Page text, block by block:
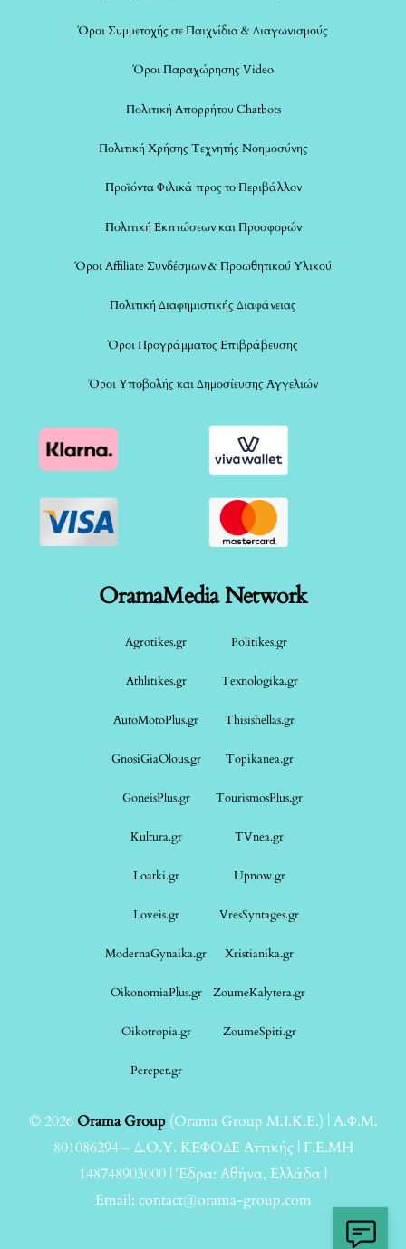
Όροι Συμμετοχής σε Παιχνίδια & Διαγωνισμούς
Όροι Παραχώρησης Video
Πολιτική Απορρήτου Chatbots
Πολιτική Χρήσης Τεχνητής Νοημοσύνης
Προϊόντα Φιλικά προς το Περιβάλλον
Πολιτική Εκπτώσεων και Προσφορών
Όροι Affiliate Συνδέσμων & Προωθητικού Υλικού
Πολιτική Διαφημιστικής Διαφάνειας
Όροι Προγράμματος Επιβράβευσης
Όροι Υποβολής και Δημοσίευσης Αγγελιών
OramaMedia Network
Agrotikes.gr Politikes.gr
Athlitikes.gr Texnologika.gr
AutoMotoPlus.gr Thisishellas.gr
GnosiGiaOlous.gr Topikanea.gr
GoneisPlus.gr TourismosPlus.gr
Kultura.gr TVnea.gr
Loatki.gr Upnow.gr
Loveis.gr VresSyntages.gr
ModernaGynaika.gr Xristianika.gr
OikonomiaPlus.gr ZoumeKalytera.gr
Oikotropia.gr ZoumeSpiti.gr
Perepet.gr
© 2026Orama Group(Orama Group Μ.Ι.Κ.Ε.) | Α.Φ.Μ.
801086294 – Δ.Ο.Υ. ΚΕΦΟΔΕ Αττικής | Γ.Ε.ΜΗ
148748903000 | Έδρα: Αθήνα, Ελλάδα |
Email: contact@orama-group.com